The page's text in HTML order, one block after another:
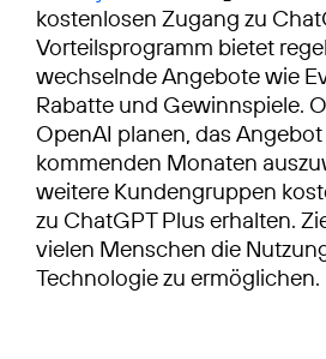
kostenlosen Zugang zu
Vorteilsprogramm bietet
wechselnde Angebote wie
Rabatte und Gewinnspiele. O
OpenAI planen, das
kommenden Monaten
weitere Kundengruppen
zu ChatGPT Plus erhalten.
vielen Menschen die
Technologie zu ermöglichen.